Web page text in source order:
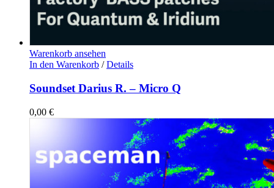
Warenkorb ansehen
In den Warenkorb / Details
Soundset Darius R. – Micro Q
0,00 €